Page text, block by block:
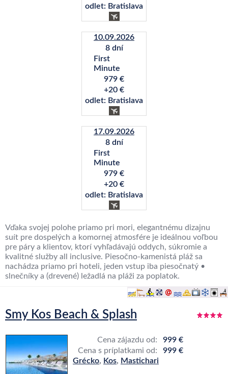
odlet: Bratislava
10.09.2026
8 dní
First
Minute
979 €
+20 €
odlet: Bratislava
17.09.2026
8 dní
First
Minute
979 €
+20 €
odlet: Bratislava
Vďaka svojej polohe priamo pri mori, elegantnému dizajnu
suít pre dospelých a komornej atmosfére je ideálnou voľbou
pre páry a klientov, ktorí vyhľadávajú oddych, súkromie a
kvalitné služby all inclusive. Piesočno-kamenistá pláž sa
nachádza priamo pri hoteli, jeden vstup iba piesočnatý •
slnečníky a (drevené) ležadlá na pláži za poplatok.
Smy Kos Beach & Splash
Cena zájazdu od:
999 €
Cena s príplatkami od:
999 €
Grécko, Kos, Mastichari